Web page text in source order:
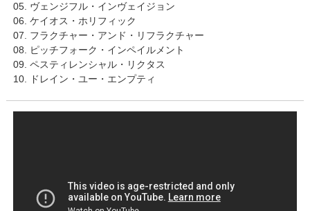
05. ヴェンジフル・インヴェイジョン
06. ケイオス・ホリフィック
07. フラクチャー・アンド・リフラクチャー
08. ピッチフォーク・インペイルメント
09. ペスティレンシャル・リクタス
10. ドレイン・ユー・エンプティ